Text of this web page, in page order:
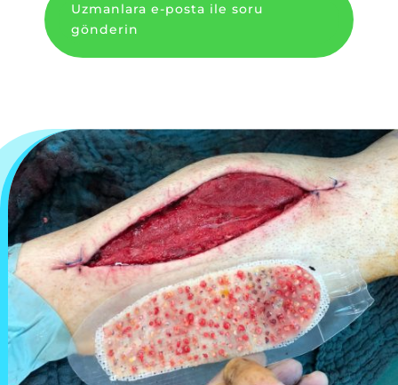
Uzmanlara e-posta ile soru
gönderin